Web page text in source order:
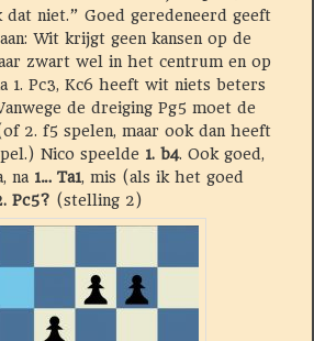
dat niet.” Goed geredeneerd geeft
Wit krijgt geen kansen op de
zwart wel in het centrum en op
1. Pc3, Kc6 heeft wit niets beters
de dreiging Pg5 moet de
2. f5 spelen, maar ook dan heeft
Nico speelde 1. b4. Ook goed,
na 1… Ta1, mis (als ik het goed
Pc5? (stelling 2)